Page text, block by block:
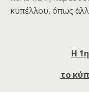
κυπέλλου, όπως
Η
το